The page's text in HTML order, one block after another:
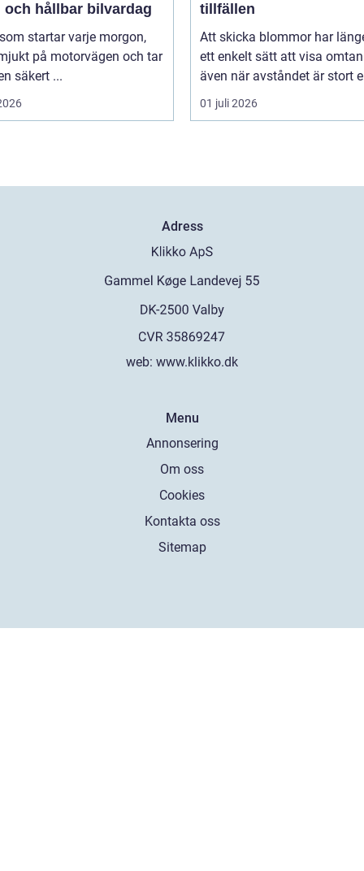
och hållbar bilvardag
startar varje morgon,
på motorvägen och tar
säkert ...
tillfällen
Att skicka blommor har
ett enkelt sätt att visa
även när avståndet är stort
01 juli 2026
Adress
web: www.klikko.dk
Menu
Annonsering
Om oss
Cookies
Kontakta oss
Sitemap